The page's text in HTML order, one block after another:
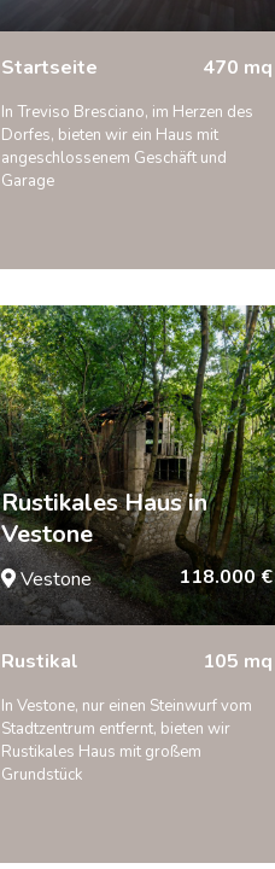
Startseite 470 mq
In Treviso Bresciano, im Herzen des
Dorfes, bieten wir ein Haus mit
angeschlossenem Geschäft und
Garage
Rustikales Haus in
Vestone
Vestone 118.000 €
Rustikal 105 mq
In Vestone, nur einen Steinwurf vom
Stadtzentrum entfernt, bieten wir
Rustikales Haus mit großem
Grundstück